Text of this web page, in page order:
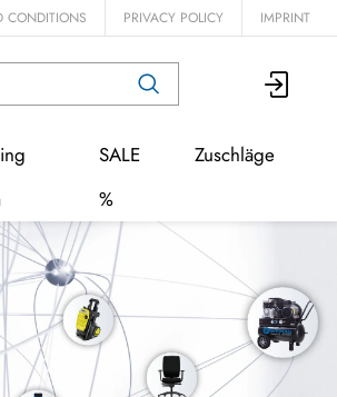
CONDITIONS PRIVACY POLICY IMPRINT
SALE
%
Zuschläge